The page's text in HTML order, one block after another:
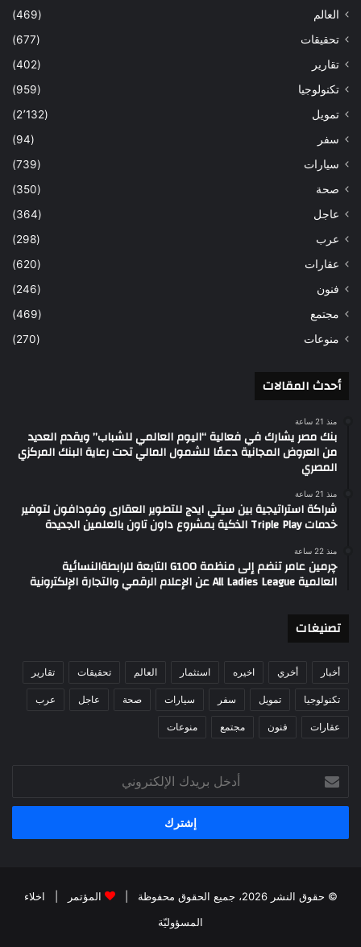
العالم
(469)
تحقيقات
(677)
تقارير
(402)
تكنولوجيا
(959)
تمويل
(2٬132)
سفر
(94)
سيارات
(739)
صحة
(350)
عاجل
(364)
عرب
(298)
عقارات
(620)
فنون
(246)
مجتمع
(469)
منوعات
(270)
أحدث المقالات
منذ 21 ساعة
بنك مصر يشارك في فعالية “اليوم العالمي للشباب” ويقدم العديد
من العروض المجانية دعمًا للشمول المالي تحت رعاية البنك المركزي
المصري
منذ 21 ساعة
شراكة استراتيجية بين سيتي ايدج للتطوير العقارى وفودافون لتوفير
خدمات Triple Play الذكية بمشروع داون تاون بالعلمين الجديدة
منذ 22 ساعة
چرمين عامر تنضم إلى منظمة G100 التابعة للرابطةالنسائية
العالمية All Ladies League عن الإعلام الرقمي والتجارة الإلكترونية
تصنيغات
أخبار أخري اخيره استثمار العالم تحقيقات تقارير
تكنولوجيا تمويل سفر سيارات صحة عاجل عرب
عقارات فنون مجتمع منوعات
بريدك
الإلكتروني
© حقوق النشر 2026، جميع الحقوق محفوظة | المؤتمر
اخلاء
المسؤوليّة